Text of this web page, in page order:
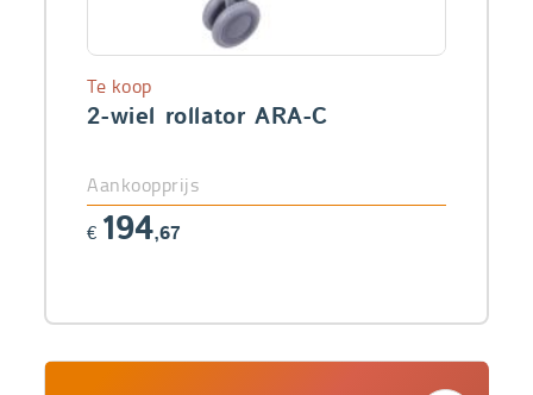
2-wiel rollator ARA-C
Te koop
Aankoopprijs
€ 194,67